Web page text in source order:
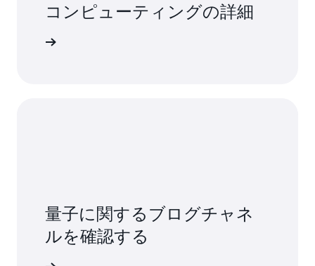
コンピューティングの詳細
量子に関するブログチャネ
ルを確認する